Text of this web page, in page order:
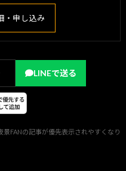
・申し込み
LINEで送る
FANの記事が優先表示されやすくなり